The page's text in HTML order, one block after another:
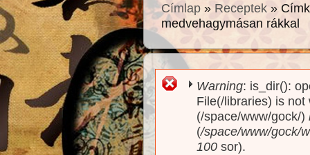
Címlap » Receptek »
medvehagymásan rákkal
Hibaüzenet
Warning: is_dir():
File(/libraries) is
(/space/www/gock/)
(/space/www/gock/
100 sor).